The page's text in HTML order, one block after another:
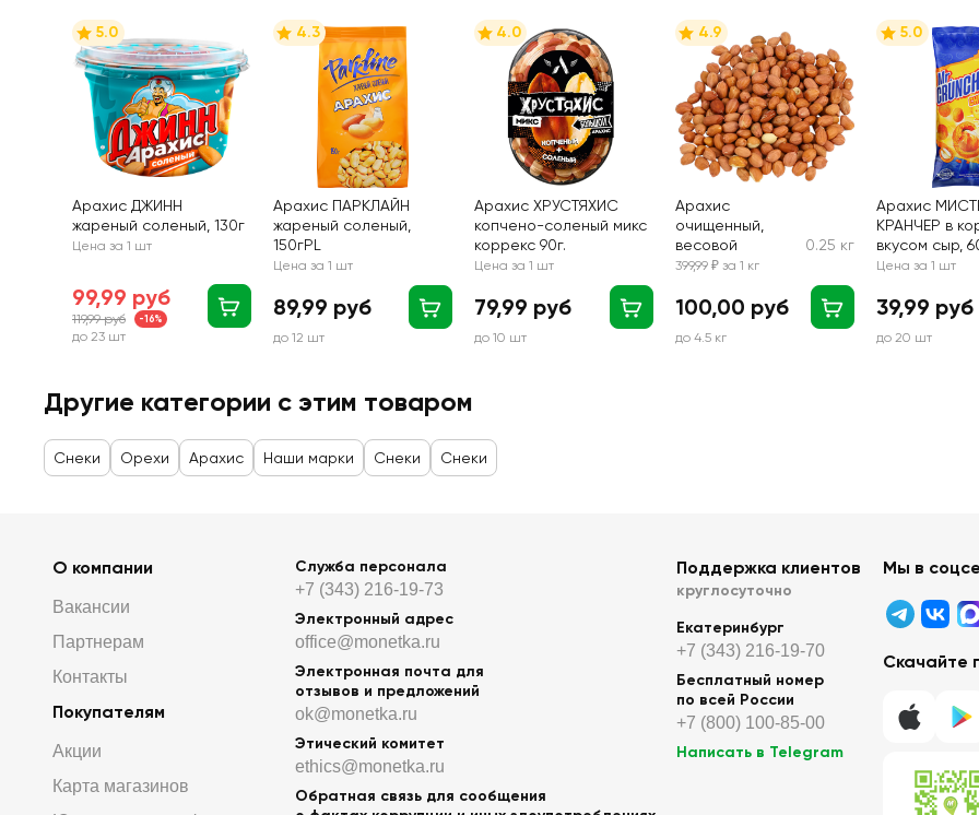
5.0
Арахис ДЖИНН
жареный соленый, 130г
Цена за 1 шт
99,99 руб
119,99 руб -16%
до 23 шт
4.3
Арахис ПАРКЛАЙН
жареный соленый,
150гPL
Цена за 1 шт
89,99 руб
до 12 шт
4.0
Арахис ХРУСТЯХИС
копчено-соленый микс
коррекс 90г.
Цена за 1 шт
79,99 руб
до 10 шт
4.9
Арахис
очищенный,
весовой
0.25 кг
399,99 ₽ за 1 кг
100,00 руб
до 4.5 кг
5.0
Арахис
КРАНЧЕР в
вкусом сыр,
Цена за 1 шт
39,99 руб
до 20 шт
Другие категории с этим товаром
Снеки Орехи Арахис Наши марки Снеки Снеки
О компании
Вакансии
Партнерам
Контакты
Покупателям
Акции
Карта магазинов
Служба персонала
+7 (343) 216-19-73
Электронный адрес
office@monetka.ru
Электронная почта для
отзывов и предложений
ok@monetka.ru
Этический комитет
ethics@monetka.ru
Обратная связь для сообщения
Поддержка клиентов
круглосуточно
Екатеринбург
+7 (343) 216-19-70
Бесплатный номер
по всей России
+7 (800) 100-85-00
Написать в Telegram
Мы в
Скачайте